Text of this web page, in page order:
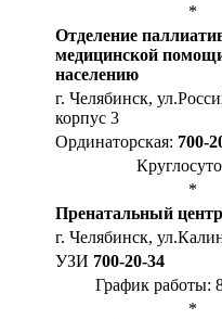
*
Отделение
медицинской
населению
г. Челябинск,
корпус 3
Ординаторская: 700-
*
Пренатальный центр
г. Челябинск,
УЗИ 700-20-34
График работы:
*